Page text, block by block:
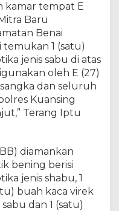
kamar tempat E
Baru
Benai
1 (satu)
jenis sabu di atas
oleh E (27)
dan seluruh
Kuansing
Terang Iptu
diamankan
bening berisi
jenis shabu, 1
buah kaca virek
dan 1 (satu)